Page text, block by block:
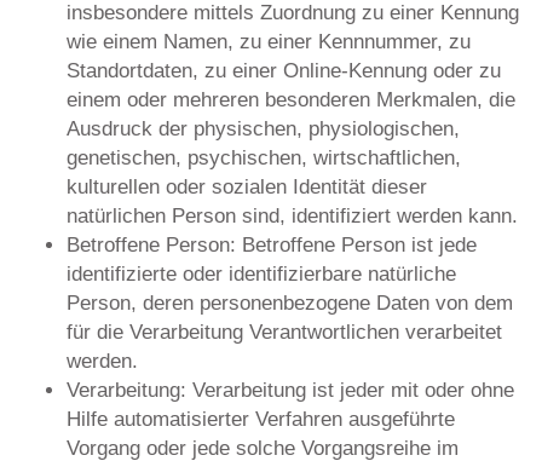
insbesondere mittels Zuordnung zu einer Kennung
wie einem Namen, zu einer Kennnummer, zu
Standortdaten, zu einer Online-Kennung oder zu
einem oder mehreren besonderen Merkmalen, die
Ausdruck der physischen, physiologischen,
genetischen, psychischen, wirtschaftlichen,
kulturellen oder sozialen Identität dieser
natürlichen Person sind, identifiziert werden kann.
Betroffene Person: Betroffene Person ist jede
identifizierte oder identifizierbare natürliche
Person, deren personenbezogene Daten von dem
für die Verarbeitung Verantwortlichen verarbeitet
werden.
Verarbeitung: Verarbeitung ist jeder mit oder ohne
Hilfe automatisierter Verfahren ausgeführte
Vorgang oder jede solche Vorgangsreihe im